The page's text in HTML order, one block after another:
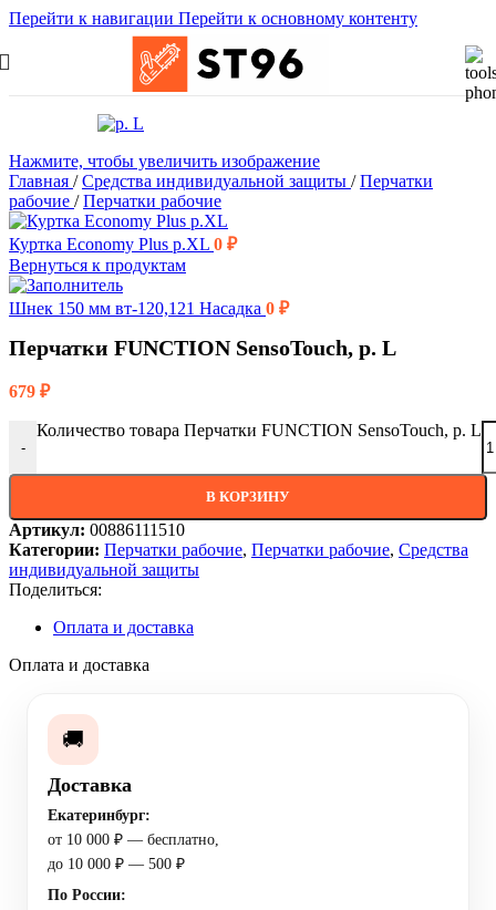
Перейти к навигации Перейти к основному контенту
Нажмите, чтобы увеличить изображение
Главная / Средства индивидуальной защиты / Перчатки
рабочие / Перчатки рабочие
Куртка Economy Plus р.XL 0 ₽
Вернуться к продуктам
Шнек 150 мм вт-120,121 Насадка 0 ₽
Перчатки FUNCTION SensoTouch, р. L
679 ₽
-
Количество товара Перчатки FUNCTION SensoTouch, р. L
В КОРЗИНУ
Артикул: 00886111510
Категории: Перчатки рабочие, Перчатки рабочие, Средства
индивидуальной защиты
Поделиться:
Оплата и доставка
Оплата и доставка
🚚
Доставка
Екатеринбург:
от 10 000 ₽ — бесплатно,
до 10 000 ₽ — 500 ₽
По России: